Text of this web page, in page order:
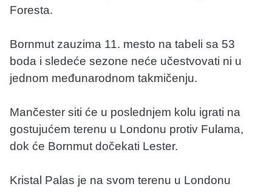
Foresta.
Bornmut zauzima 11. mesto na tabeli sa 53
boda i sledeće sezone neće učestvovati ni u
jednom međunarodnom takmičenju.
Mančester siti će u poslednjem kolu igrati na
gostujućem terenu u Londonu protiv Fulama,
dok će Bornmut dočekati Lester.
Kristal Palas je na svom terenu u Londonu